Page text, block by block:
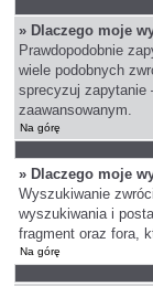
» Dlaczego moje
Prawdopodobnie
wiele podobnych
sprecyzuj zapytanie
zaawansowanym.
Na górę
» Dlaczego moje
Wyszukiwanie
wyszukiwania i
fragment oraz fora,
Na górę